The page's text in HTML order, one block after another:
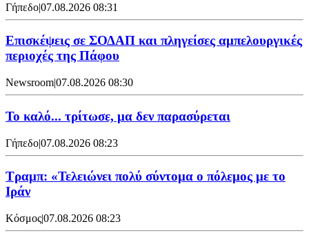
Γήπεδο|07.08.2026 08:31
Επισκέψεις σε ΣΟΔΑΠ και πληγείσες αμπελουργικές
περιοχές της Πάφου
Newsroom|07.08.2026 08:30
Το καλό... τρίτωσε, μα δεν παρασύρεται
Γήπεδο|07.08.2026 08:23
Τραμπ: «Τελειώνει πολύ σύντομα ο πόλεμος με το
Ιράν
Κόσμος|07.08.2026 08:23